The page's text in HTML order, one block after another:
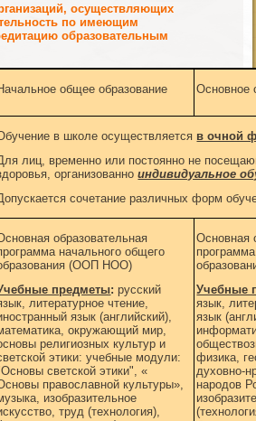
осуществляющих
по имеющим
образовательным
общее образование Основное
в школе осуществляется в очной
лиц, временно или постоянно не
организованноиндивидуальное
сочетание различных форм
образовательная
начального общего
(ООП НОО)
предметы: русский
литературное чтение,
язык (английский),
окружающий мир,
религиозных культур и
этики: учебные модули:
светской этики", «
православной культуры»,
изобразительное
труд (технология),
Основная
Учебные
язык,
язык
физика,
духовно-
народов